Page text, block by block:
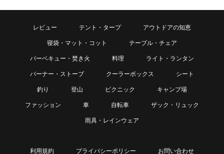
レビュー テント・タープ アウトドアの知恵
寝袋・マット・コット テーブル・チェア
バーベキュー・焚き火 料理 ライト・ランタン
バーナー・ストーブ クーラーボックス シート
釣り 登山 ピクニック キャンプ場
ファッション 車 自転車 ザック・リュック
雨具・レインウェア
利用規約 プライバシーポリシー お問い合わせ